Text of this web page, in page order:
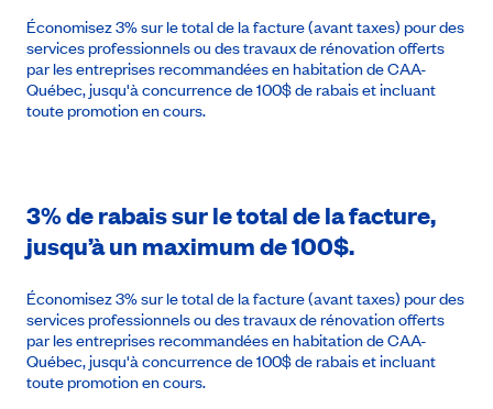
Économisez 3% sur le total de la facture (avant taxes) pour des
services professionnels ou des travaux de rénovation offerts
par les entreprises recommandées en habitation de CAA-
Québec, jusqu'à concurrence de 100$ de rabais et incluant
toute promotion en cours.
3% de rabais sur le total de la facture,
jusqu’à un maximum de 100$.
Économisez 3% sur le total de la facture (avant taxes) pour des
services professionnels ou des travaux de rénovation offerts
par les entreprises recommandées en habitation de CAA-
Québec, jusqu'à concurrence de 100$ de rabais et incluant
toute promotion en cours.